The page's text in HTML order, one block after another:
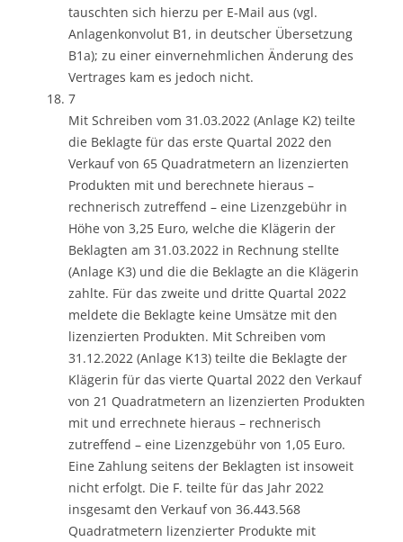
tauschten sich hierzu per E-Mail aus (vgl.
Anlagenkonvolut B1, in deutscher Übersetzung
B1a); zu einer einvernehmlichen Änderung des
Vertrages kam es jedoch nicht.
7
Mit Schreiben vom 31.03.2022 (Anlage K2) teilte
die Beklagte für das erste Quartal 2022 den
Verkauf von 65 Quadratmetern an lizenzierten
Produkten mit und berechnete hieraus –
rechnerisch zutreffend – eine Lizenzgebühr in
Höhe von 3,25 Euro, welche die Klägerin der
Beklagten am 31.03.2022 in Rechnung stellte
(Anlage K3) und die die Beklagte an die Klägerin
zahlte. Für das zweite und dritte Quartal 2022
meldete die Beklagte keine Umsätze mit den
lizenzierten Produkten. Mit Schreiben vom
31.12.2022 (Anlage K13) teilte die Beklagte der
Klägerin für das vierte Quartal 2022 den Verkauf
von 21 Quadratmetern an lizenzierten Produkten
mit und errechnete hieraus – rechnerisch
zutreffend – eine Lizenzgebühr von 1,05 Euro.
Eine Zahlung seitens der Beklagten ist insoweit
nicht erfolgt. Die F. teilte für das Jahr 2022
insgesamt den Verkauf von 36.443.568
Quadratmetern lizenzierter Produkte mit